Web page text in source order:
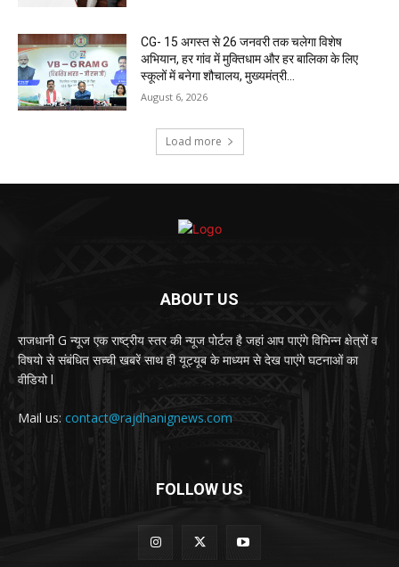
CG- 15 अगस्त से 26 जनवरी तक चलेगा विशेष
अभियान, हर गांव में मुक्तिधाम और हर बालिका के लिए
स्कूलों में बनेगा शौचालय, मुख्यमंत्री...
August 6, 2026
Load more
ABOUT US
राजधानी G न्यूज एक राष्ट्रीय स्तर की न्यूज पोर्टल है जहां आप पाएंगे विभिन्न क्षेत्रों व
विषयो से संबंधित सच्ची खबरें साथ ही यूट्यूब के माध्यम से देख पाएंगे घटनाओं का
वीडियो l
Mail us: contact@rajdhanignews.com
FOLLOW US